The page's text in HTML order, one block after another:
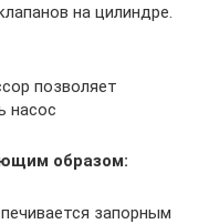
на цилиндре.
позволяет
насос
образом:
запорным